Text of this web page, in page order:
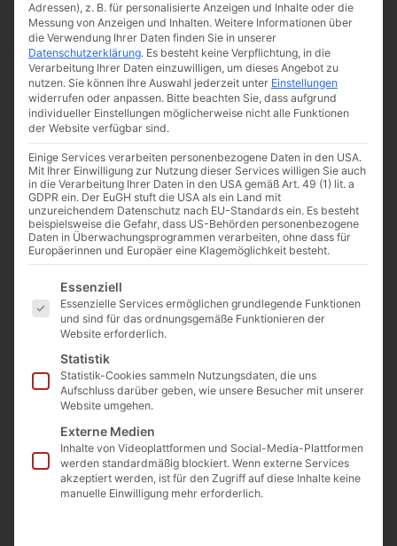
anthrazit handgespalten 22 x 12 x 150
Naturstein
Palisade Basalt
anthrazit
handgespalten
22 x 12 x 150
Artikelnummer:
PBAHGE22X12X150
€73,49
Preis/Stück ab Werk
€95 (inkl. MwSt.)
Langgöns
Beschreibung
Länge: 22cm
Breite: 12 cm
Höhe: 150 cm
Gewicht: 100 kg
Adressen), z. B. für personalisierte Anzeigen und Inhalte oder die
Messung von Anzeigen und Inhalten. Weitere Informationen über
die Verwendung Ihrer Daten finden Sie in unserer
Datenschutzerklärung. Es besteht keine Verpflichtung, in die
Verarbeitung Ihrer Daten einzuwilligen, um dieses Angebot zu
nutzen. Sie können Ihre Auswahl jederzeit unter Einstellungen
widerrufen oder anpassen. Bitte beachten Sie, dass aufgrund
individueller Einstellungen möglicherweise nicht alle Funktionen
der Website verfügbar sind.
Einige Services verarbeiten personenbezogene Daten in den USA.
Mit Ihrer Einwilligung zur Nutzung dieser Services willigen Sie auch
in die Verarbeitung Ihrer Daten in den USA gemäß Art. 49 (1) lit. a
GDPR ein. Der EuGH stuft die USA als ein Land mit
unzureichendem Datenschutz nach EU-Standards ein. Es besteht
beispielsweise die Gefahr, dass US-Behörden personenbezogene
Daten in Überwachungsprogrammen verarbeiten, ohne dass für
Europäerinnen und Europäer eine Klagemöglichkeit besteht.
Es folgt eine Liste der Service-Gruppen, für die eine
Essenziell
Essenzielle Services ermöglichen grundlegende Funktionen
und sind für das ordnungsgemäße Funktionieren der
Website erforderlich.
Statistik
Statistik-Cookies sammeln Nutzungsdaten, die uns
Aufschluss darüber geben, wie unsere Besucher mit unserer
Website umgehen.
Externe Medien
Inhalte von Videoplattformen und Social-Media-Plattformen
werden standardmäßig blockiert. Wenn externe Services
akzeptiert werden, ist für den Zugriff auf diese Inhalte keine
manuelle Einwilligung mehr erforderlich.